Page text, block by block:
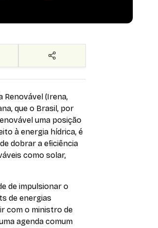
Renovável (Irena,
que o Brasil, por
uma posição
à energia hídrica, é
dobrar a eficiência
como solar,
de impulsionar o
de energias
com o ministro de
agenda comum